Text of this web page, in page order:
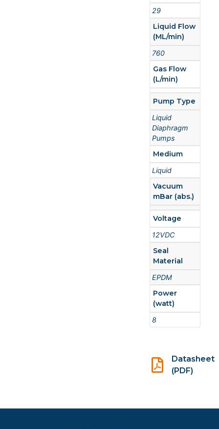
29
Liquid Flow
(ML/min)
760
Gas Flow
(L/min)
Pump Type
Liquid
Diaphragm
Pumps
Medium
Liquid
Vacuum
mBar (abs.)
Voltage
12VDC
Seal
Material
EPDM
Power
(watt)
8
Datasheet
(PDF)